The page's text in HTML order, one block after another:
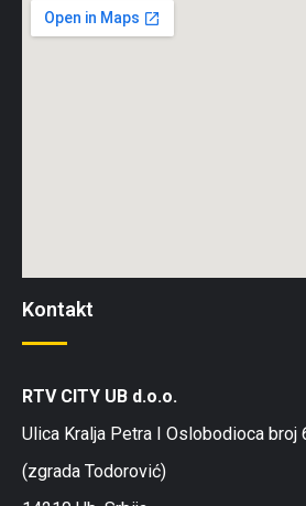
Kontakt
RTV CITY UB d.o.o.
Ulica Kralja Petra I Oslobodioca broj
(zgrada Todorović)